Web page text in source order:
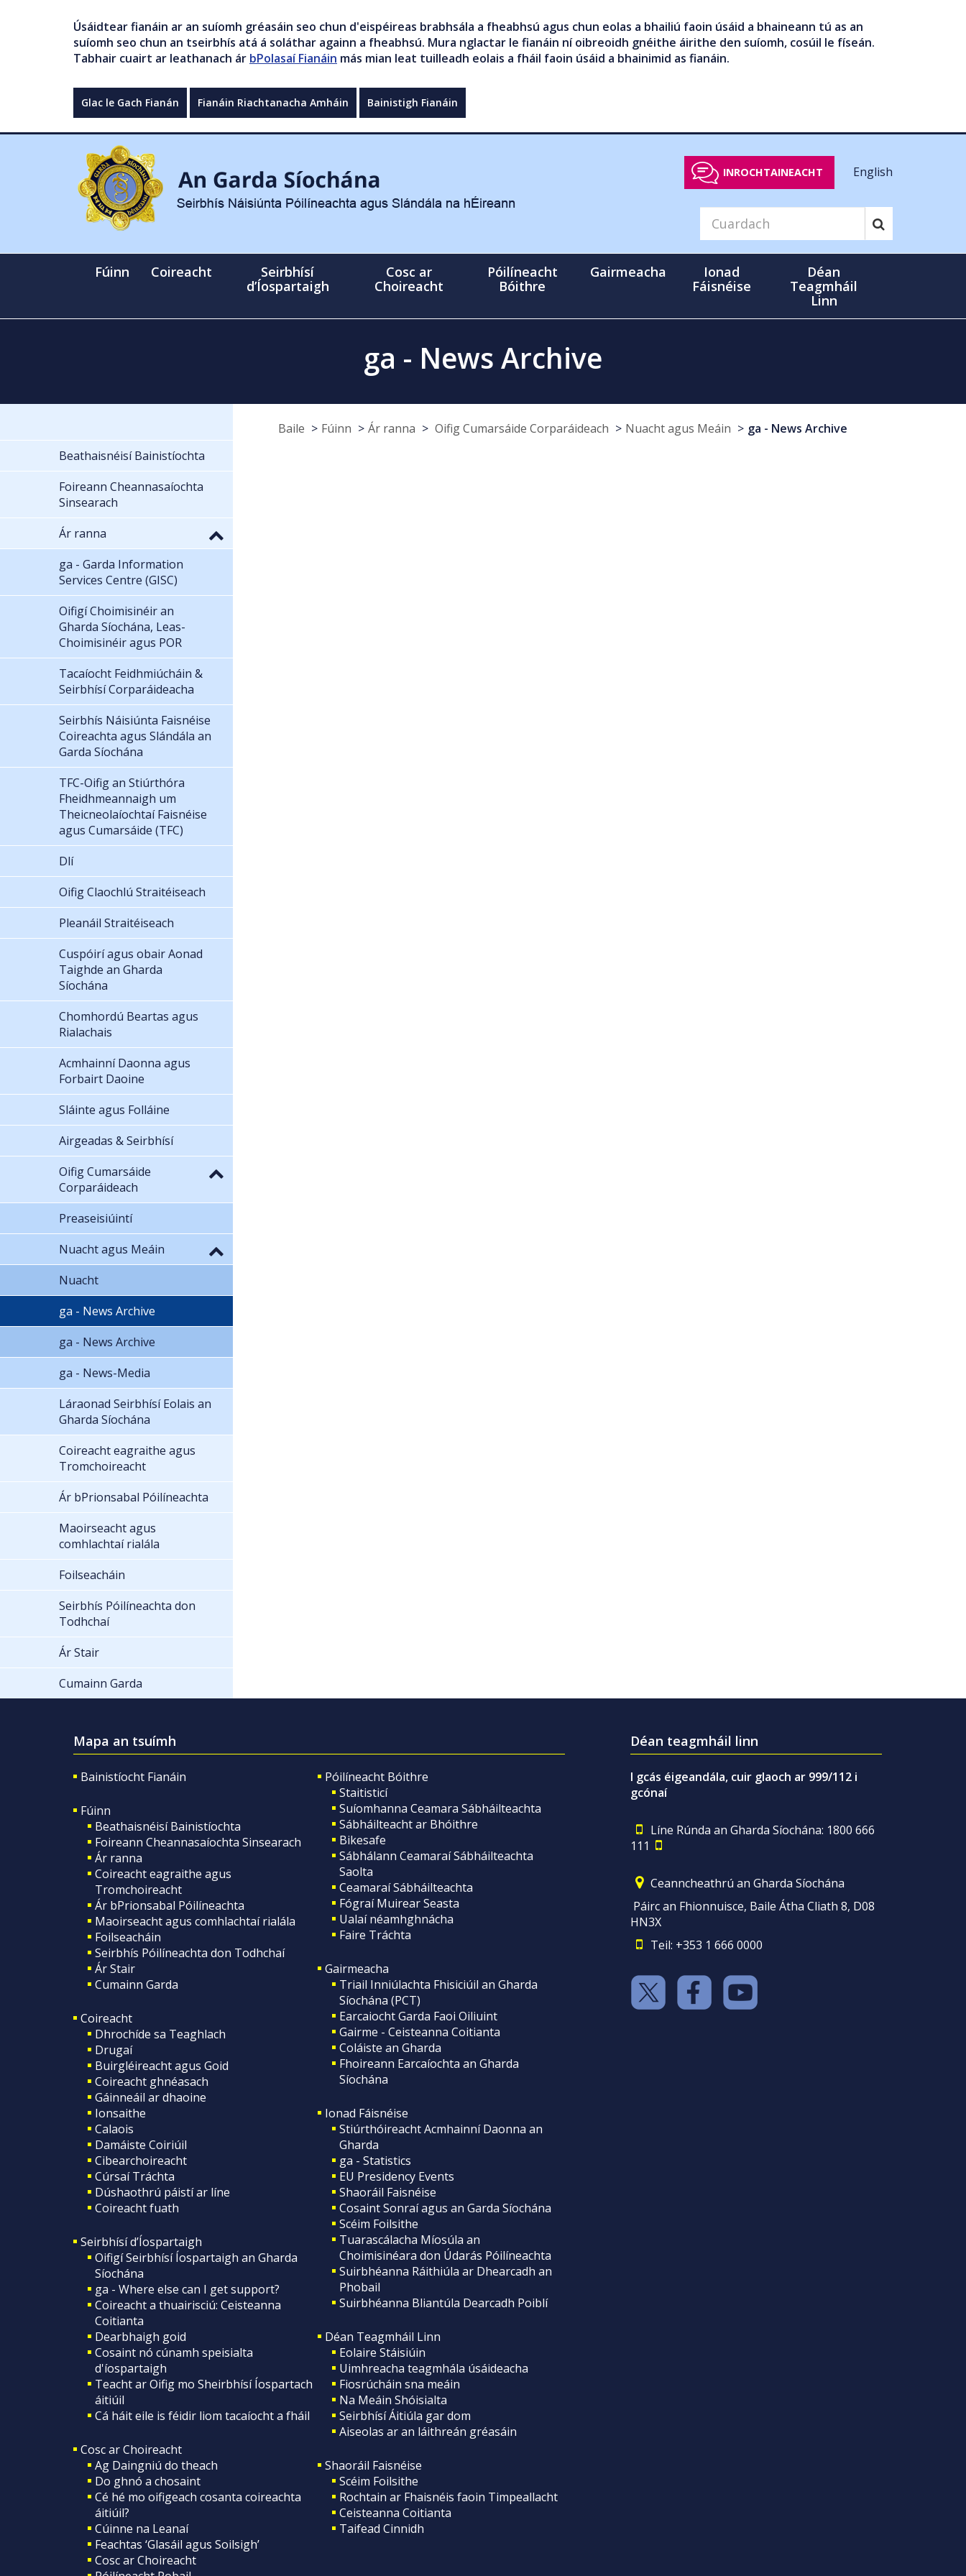
Úsáidtear fianáin ar an suíomh gréasáin seo chun d'eispéireas brabhsála a fheabhsú agus chun eolas a bhailiú faoin úsáid a bhaineann tú as an
suíomh seo chun an tseirbhís atá á soláthar againn a fheabhsú. Mura nglactar le fianáin ní oibreoidh gnéithe áirithe den suíomh, cosúil le físeán.
Tabhair cuairt ar leathanach ár bPolasaí Fianáin más mian leat tuilleadh eolais a fháil faoin úsáid a bhainimid as fianáin.
Glac le Gach Fianán Fianáin Riachtanacha Amháin Bainistigh Fianáin
INROCHTAINEACHT English
Fúinn Coireacht
Seirbhísí
d’Íospartaigh
Cosc ar
Choireacht
Póilíneacht
Bóithre
Gairmeacha
Ionad
Fáisnéise
Déan
Teagmháil
Linn
ga - News Archive
Baile Fúinn Ár ranna Oifig Cumarsáide Corparáideach Nuacht agus Meáin
ga - News Archive
Beathaisnéisí Bainistíochta
Foireann Cheannasaíochta
Sinsearach
Ár ranna
ga - Garda Information
Services Centre (GISC)
Oifigí Choimisinéir an
Gharda Síochána, Leas-
Choimisinéir agus POR
Tacaíocht Feidhmiúcháin &
Seirbhísí Corparáideacha
Seirbhís Náisiúnta Faisnéise
Coireachta agus Slándála an
Garda Síochána
TFC-Oifig an Stiúrthóra
Fheidhmeannaigh um
Theicneolaíochtaí Faisnéise
agus Cumarsáide (TFC)
Dlí
Oifig Claochlú Straitéiseach
Pleanáil Straitéiseach
Cuspóirí agus obair Aonad
Taighde an Gharda
Síochána
Chomhordú Beartas agus
Rialachais
Acmhainní Daonna agus
Forbairt Daoine
Sláinte agus Folláine
Airgeadas & Seirbhísí
Oifig Cumarsáide
Corparáideach
Preaseisiúintí
Nuacht agus Meáin
Nuacht
ga - News Archive
ga - News Archive
ga - News-Media
Láraonad Seirbhísí Eolais an
Gharda Síochána
Coireacht eagraithe agus
Tromchoireacht
Ár bPrionsabal Póilíneachta
Maoirseacht agus
comhlachtaí rialála
Foilseacháin
Seirbhís Póilíneachta don
Todhchaí
Ár Stair
Cumainn Garda
Mapa an tsuímh
Bainistíocht Fianáin
Fúinn
Beathaisnéisí Bainistíochta
Foireann Cheannasaíochta Sinsearach
Ár ranna
Coireacht eagraithe agus
Tromchoireacht
Ár bPrionsabal Póilíneachta
Maoirseacht agus comhlachtaí rialála
Foilseacháin
Seirbhís Póilíneachta don Todhchaí
Ár Stair
Cumainn Garda
Coireacht
Dhrochíde sa Teaghlach
Drugaí
Buirgléireacht agus Goid
Coireacht ghnéasach
Gáinneáil ar dhaoine
Ionsaithe
Calaois
Damáiste Coiriúil
Cibearchoireacht
Cúrsaí Tráchta
Dúshaothrú páistí ar líne
Coireacht fuath
Seirbhísí d’Íospartaigh
Oifigí Seirbhísí Íospartaigh an Gharda
Síochána
ga - Where else can I get support?
Coireacht a thuairisciú: Ceisteanna
Coitianta
Dearbhaigh goid
Cosaint nó cúnamh speisialta
d'íospartaigh
Teacht ar Oifig mo Sheirbhísí Íospartach
áitiúil
Cá háit eile is féidir liom tacaíocht a fháil
Cosc ar Choireacht
Ag Daingniú do theach
Do ghnó a chosaint
Cé hé mo oifigeach cosanta coireachta
áitiúil?
Cúinne na Leanaí
Feachtas ‘Glasáil agus Soilsigh’
Cosc ar Choireacht
Póilíneacht Bóithre
Staitisticí
Suíomhanna Ceamara Sábháilteachta
Sábháilteacht ar Bhóithre
Bikesafe
Sábhálann Ceamaraí Sábháilteachta
Saolta
Ceamaraí Sábháilteachta
Fógraí Muirear Seasta
Ualaí néamhghnácha
Faire Tráchta
Gairmeacha
Triail Inniúlachta Fhisiciúil an Gharda
Síochána (PCT)
Earcaiocht Garda Faoi Oiliuint
Gairme - Ceisteanna Coitianta
Coláiste an Gharda
Fhoireann Earcaíochta an Gharda
Síochána
Ionad Fáisnéise
Stiúrthóireacht Acmhainní Daonna an
Gharda
ga - Statistics
EU Presidency Events
Shaoráil Faisnéise
Cosaint Sonraí agus an Garda Síochána
Scéim Foilsithe
Tuarascálacha Míosúla an
Choimisinéara don Údarás Póilíneachta
Suirbhéanna Ráithiúla ar Dhearcadh an
Phobail
Suirbhéanna Bliantúla Dearcadh Poiblí
Déan Teagmháil Linn
Eolaire Stáisiúin
Uimhreacha teagmhála úsáideacha
Fiosrúcháin sna meáin
Na Meáin Shóisialta
Seirbhísí Áitiúla gar dom
Aiseolas ar an láithreán gréasáin
Shaoráil Faisnéise
Scéim Foilsithe
Rochtain ar Fhaisnéis faoin Timpeallacht
Ceisteanna Coitianta
Taifead Cinnidh
Déan teagmháil linn
I gcás éigeandála, cuir glaoch ar 999/112 i
gcónaí
Líne Rúnda an Gharda Síochána: 1800 666
111
Ceanncheathrú an Gharda Síochána
Páirc an Fhionnuisce, Baile Átha Cliath 8, D08
HN3X
Teil: +353 1 666 0000